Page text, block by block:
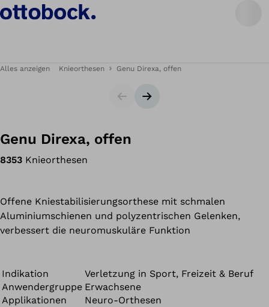
Alles anzeigen Knieorthesen Genu Direxa, offen
SliderNächster Slide
Genu Direxa, offen
8353 Knieorthesen
Offene Kniestabilisierungsorthese mit schmalen
Aluminiumschienen und polyzentrischen Gelenken,
verbessert die neuromuskuläre Funktion
Indikation
Verletzung in Sport, Freizeit & Beruf
Anwendergruppe Erwachsene
Applikationen
Neuro-Orthesen